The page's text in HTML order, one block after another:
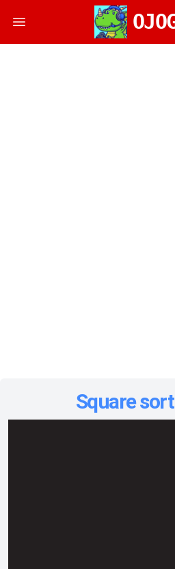
Open main menu
Square